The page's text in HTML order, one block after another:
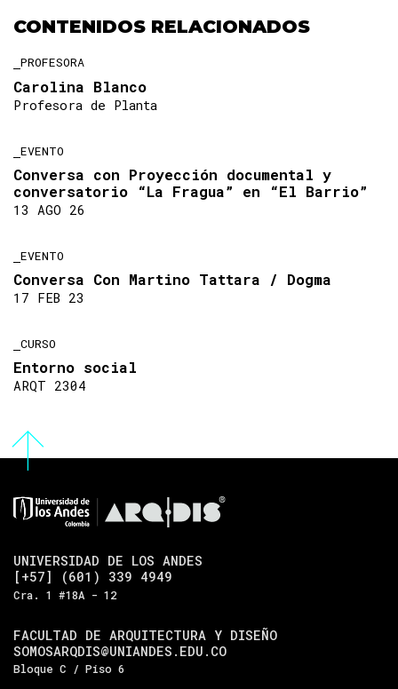
CONTENIDOS RELACIONADOS
PROFESORA
Carolina Blanco
Profesora de Planta
EVENTO
Conversa con Proyección documental y
conversatorio “La Fragua” en “El Barrio”
13 AGO 26
EVENTO
Conversa Con Martino Tattara / Dogma
17 FEB 23
CURSO
Entorno social
ARQT 2304
UNIVERSIDAD DE LOS ANDES
[+57] (601) 339 4949
Cra. 1 #18A - 12
FACULTAD DE ARQUITECTURA Y DISEÑO
SOMOSARQDIS@UNIANDES.EDU.CO
Bloque C / Piso 6